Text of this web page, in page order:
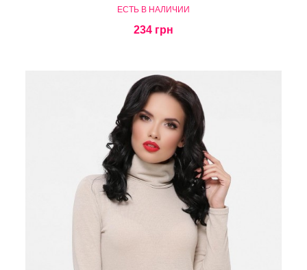
ЕСТЬ В НАЛИЧИИ
234 грн